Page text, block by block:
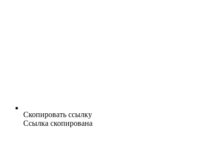
Скопировать ссылку
Ссылка скопирована